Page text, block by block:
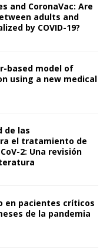
and CoronaVac: Are
adults and
by COVID-19?
based model of
using a new medical
de las
el tratamiento de
2: Una revisión
en pacientes críticos
de la pandemia